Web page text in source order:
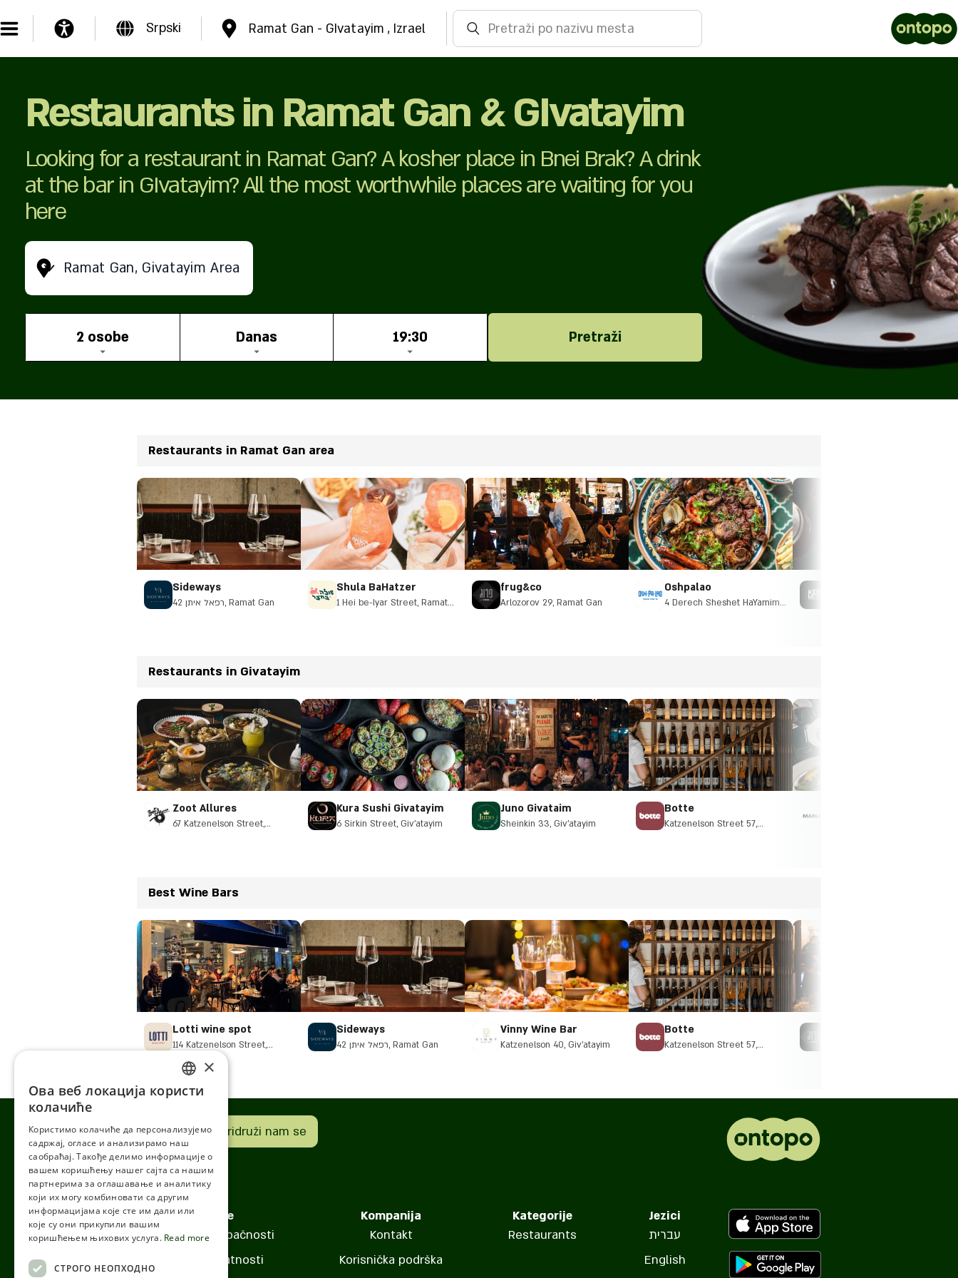
Pretraži po nazivu mesta
Ramat Gan - GIvatayim , Izrael
Srpski
Restaurants in Ramat Gan & GIvatayim
Looking for a restaurant in Ramat Gan? A kosher place in Bnei Brak? A drink
at the bar in GIvatayim? All the most worthwhile places are waiting for you
here
Ramat Gan, Givatayim Area
2 osobe Danas 19:30 Pretraži
Restaurants in Ramat Gan area
Sideways
רפאל איתן 42, Ramat Gan
Shula BaHatzer
1 Hei be-Iyar Street, Ramat
frug&co
Arlozorov 29, Ramat Gan
Oshpalao
4 Derech Sheshet HaYamim,
Restaurants in Givatayim
Zoot Allures
67 Katzenelson Street,
Kura Sushi Givatayim
6 Sirkin Street, Giv'atayim
Juno Givataim
Sheinkin 33, Giv'atayim
Botte
Katzenelson Street 57,
Best Wine Bars
Lotti wine spot
114 Katzenelson Street,
Sideways
רפאל איתן 42, Ramat Gan
Vinny Wine Bar
Katzenelson 40, Giv'atayim
Botte
Katzenelson Street 57,
Imaš biznis? Pridruži nam se
Politike
Izjava o pristupačnosti
Politika privatnosti
Kompanija
Kontakt
Korisnička podrška
Kategorije
Restaurants
Jezici
עברית
English
ENGLISH
SERBIA
HEBREW
RUSSIAN
CROATIAN
SERBIAN-2
×
Ова веб локација користи
колачиће
Користимо колачиће да персонализујемо
садржај, огласе и анализирамо наш
саобраћај. Такође делимо информације о
вашем коришћењу нашег сајта са нашим
партнерима за оглашавање и аналитику
који их могу комбиновати са другим
информацијама које сте им дали или
које су они прикупили вашим
коришћењем њихових услуга. Read more
СТРОГО НЕОПХОДНО